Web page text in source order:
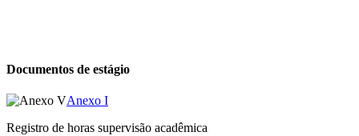
Documentos de estágio
Anexo I
Registro de horas supervisão acadêmica